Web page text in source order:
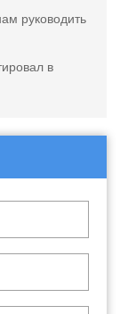
руководить
в